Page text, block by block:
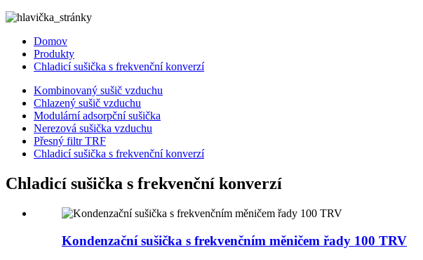
Domov
Produkty
Chladicí sušička s frekvenční konverzí
Kombinovaný sušič vzduchu
Chlazený sušič vzduchu
Modulární adsorpční sušička
Nerezová sušička vzduchu
Přesný filtr TRF
Chladicí sušička s frekvenční konverzí
Chladicí sušička s frekvenční konverzí
Kondenzační sušička s frekvenčním měničem řady 100 TRV